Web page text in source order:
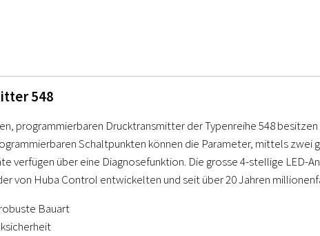
548
programmierbaren Drucktransmitter der Typenreihe 548
Schaltpunkten können die Parameter, mittels
verfügen über eine Diagnosefunktion. Die grosse 4-stellige LED-
von Huba Control entwickelten und seit über 20 Jahren
Bauart